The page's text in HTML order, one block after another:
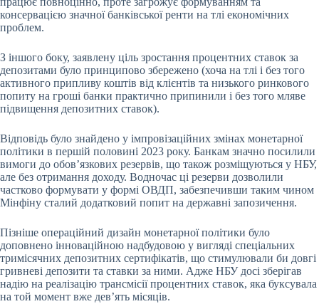
консервацією значної банківської ренти на тлі економічних
проблем.
З іншого боку, заявлену ціль зростання процентних ставок за
депозитами було принципово збережено (хоча на тлі і без того
активного припливу коштів від клієнтів та низького ринкового
попиту на гроші банки практично припинили і без того мляве
підвищення депозитних ставок).
Відповідь було знайдено у імпровізаційних змінах монетарної
політики в першій половині 2023 року. Банкам значно посилили
вимоги до обов’язкових резервів, що також розміщуються у НБУ,
але без отримання доходу. Водночас ці резерви дозволили
частково формувати у формі ОВДП, забезпечивши таким чином
Мінфіну сталий додатковий попит на державні запозичення.
Пізніше операційний дизайн монетарної політики було
доповнено інноваційною надбудовою у вигляді спеціальних
тримісячних депозитних сертифікатів, що стимулювали би довгі
гривневі депозити та ставки за ними. Адже НБУ досі зберігав
надію на реалізацію трансмісії процентних ставок, яка буксувала
на той момент вже дев’ять місяців.